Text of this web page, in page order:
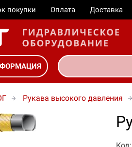
покупки Оплата Доставка
Рукава высокого давления